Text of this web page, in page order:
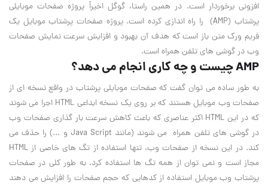
افزونی برخوردار است. در همین راستا، گوگل اخیراً پروژه صفحات موبایلی
پرشتاب (AMP) را راه اندازی کرده است. پروژه صفحات پرشتاب موبایل یک
فریم ورک متن باز است که هدف آن بهبود و افزایش سرعت نمایش صفحات
وب در گوشی های تلفن همراه است.
AMP چیست و چه کاری انجام می دهد؟
به طور ساده می توان گفت که صفحات موبایلی پرشتاب در واقع نسخه ای از
صفحات وب موبایل هستند که بر روی یک نسخه ابداعی HTML اجرا می شوند
که در این HTML اکثر عناصری که باعث کاهش سرعت بار گذاری صفحات وب
در گوشی های تلفن همراه می شوند (مانند Java Script و ...) را حذف می
کند. در این نسخه از صفحات وب، تنها استفاده از تگ های خاصی از HTML
مجاز است و نمی توان از همه تگ ها استفاده کرد. به طور کلی در صفحات
پرشتاب وب موبایل استفاده از کدهایی که حجم صفحات را افزایش می دهند